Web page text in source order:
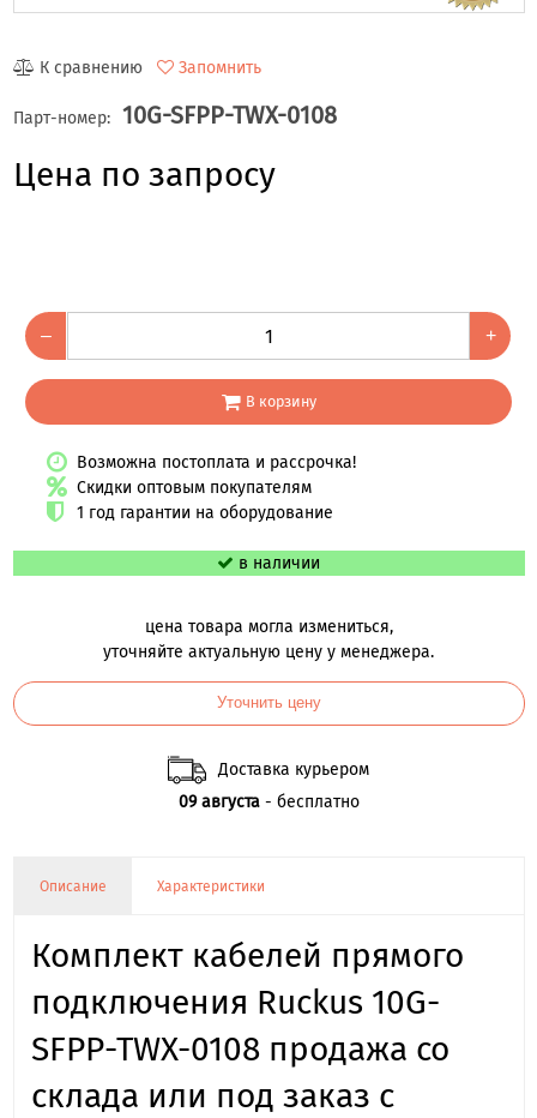
К сравнению Запомнить
Парт-номер: 10G-SFPP-TWX-0108
Цена по запросу
– +
В корзину
Возможна постоплата и рассрочка!
Скидки оптовым покупателям
1 год гарантии на оборудование
в наличии
цена товара могла измениться,
уточняйте актуальную цену у менеджера.
Уточнить цену
Доставка курьером
09 августа- бесплатно
Описание Характеристики
Комплект кабелей прямого
подключения Ruckus 10G-
SFPP-TWX-0108 продажа со
склада или под заказ с